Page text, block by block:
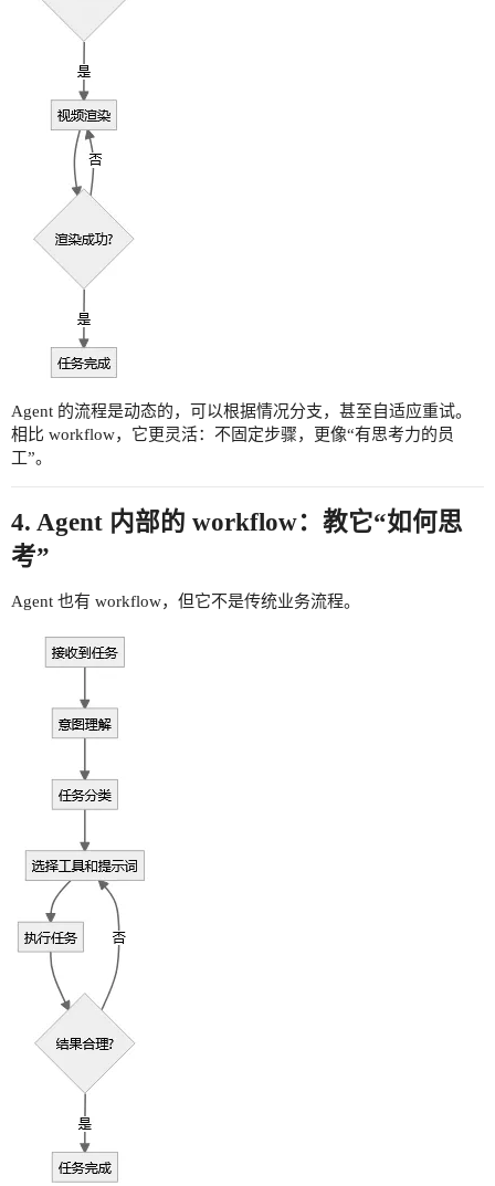
Agent 的流程是动态的，可以根据情况分支，甚至自适应重试。
相比 workflow，它更灵活：不固定步骤，更像“有思考力的员
工”。
4. Agent 内部的 workflow：教它“如何思
考”
Agent 也有 workflow，但它不是传统业务流程。